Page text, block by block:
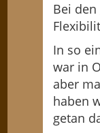
Bei
In so
war in
aber
haben
getan